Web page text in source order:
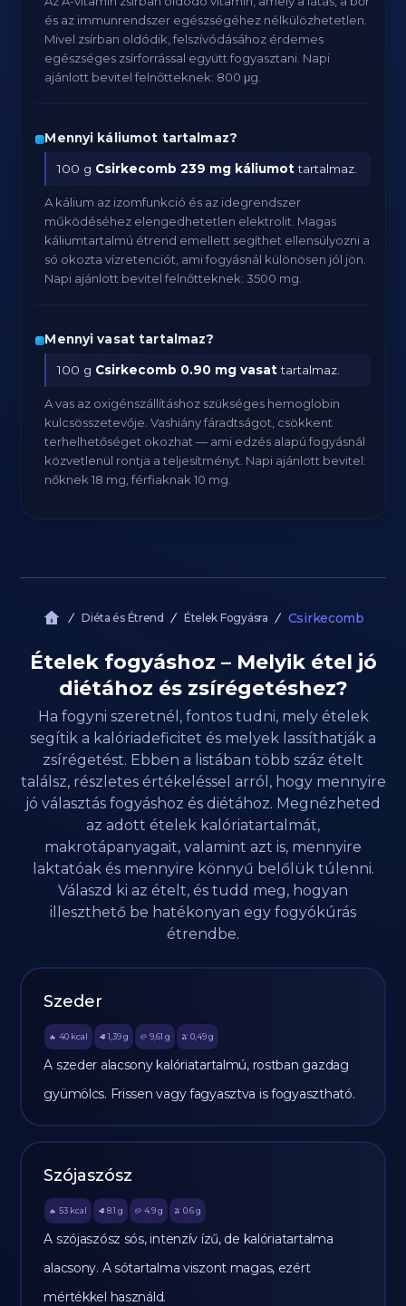
és az immunrendszer egészségéhez nélkülözhetetlen.
Mivel zsírban oldódik, felszívódásához érdemes
egészséges zsírforrással együtt fogyasztani. Napi
ajánlott bevitel felnőtteknek: 800 μg.
Mennyi káliumot tartalmaz?
100 g Csirkecomb 239 mg káliumottartalmaz.
A kálium az izomfunkció és az idegrendszer
működéséhez elengedhetetlen elektrolit. Magas
káliumtartalmú étrend emellett segíthet ellensúlyozni a
só okozta vízretenciót, ami fogyásnál különösen jól jön.
Napi ajánlott bevitel felnőtteknek: 3500 mg.
Mennyi vasat tartalmaz?
100 g Csirkecomb 0.90 mg vasattartalmaz.
A vas az oxigénszállításhoz szükséges hemoglobin
kulcsösszetevője. Vashiány fáradtságot, csökkent
terhelhetőséget okozhat — ami edzés alapú fogyásnál
közvetlenül rontja a teljesítményt. Napi ajánlott bevitel:
nőknek 18 mg, férfiaknak 10 mg.
Diéta és Étrend Ételek Fogyásra Csirkecomb
Ételek fogyáshoz – Melyik étel jó
diétához és zsírégetéshez?
Ha fogyni szeretnél, fontos tudni, mely ételek
segítik a kalóriadeficitet és melyek lassíthatják a
zsírégetést. Ebben a listában több száz ételt
találsz, részletes értékeléssel arról, hogy mennyire
jó választás fogyáshoz és diétához. Megnézheted
az adott ételek kalóriatartalmát,
makrotápanyagait, valamint azt is, mennyire
laktatóak és mennyire könnyű belőlük túlenni.
Válaszd ki az ételt, és tudd meg, hogyan
illeszthető be hatékonyan egy fogyókúrás
étrendbe.
Szeder
🔥 40 kcal 🥩 1,39 g 🥔 9,61 g 🫒 0,49 g
A szeder alacsony kalóriatartalmú, rostban gazdag
gyümölcs. Frissen vagy fagyasztva is fogyasztható.
Szójaszósz
🔥 53 kcal 🥩 8.1 g 🥔 4.9g 🫒 0.6 g
A szójaszósz sós, intenzív ízű, de kalóriatartalma
alacsony. A sótartalma viszont magas, ezért
mértékkel használd.